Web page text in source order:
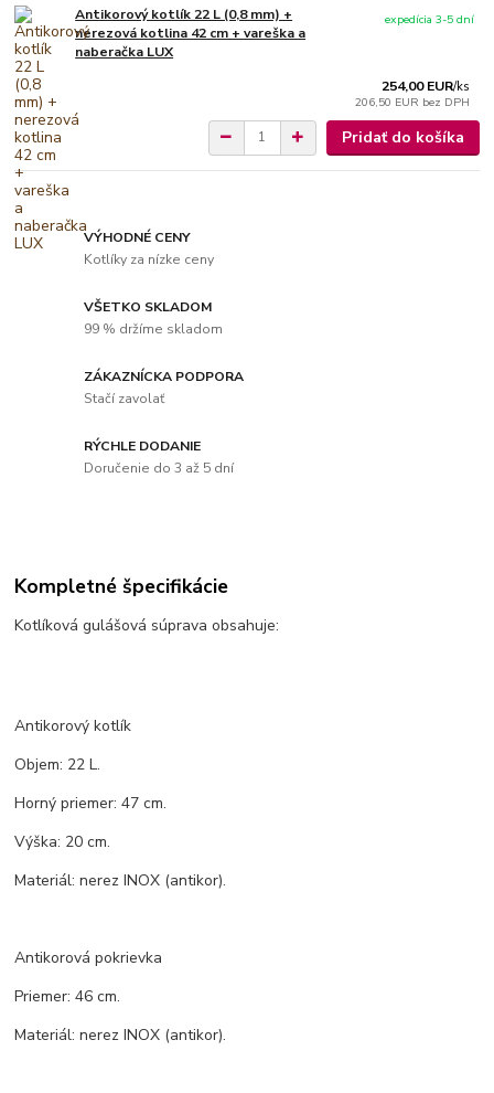
Antikorový kotlík 22 L (0,8 mm) +
nerezová kotlina 42 cm + vareška a
naberačka LUX
254,00 EUR/ks
206,50 EUR bez DPH
expedícia 3-5 dní
Pridať do košíka
VÝHODNÉ CENY
Kotlíky za nízke ceny
VŠETKO SKLADOM
99 % držíme skladom
ZÁKAZNÍCKA PODPORA
Stačí zavolať
RÝCHLE DODANIE
Doručenie do 3 až 5 dní
Kompletné špecifikácie
Kotlíková gulášová súprava obsahuje:
Antikorový kotlík
Objem: 22 L.
Horný priemer: 47 cm.
Výška: 20 cm.
Materiál: nerez INOX (antikor).
Antikorová pokrievka
Priemer: 46 cm.
Materiál: nerez INOX (antikor).